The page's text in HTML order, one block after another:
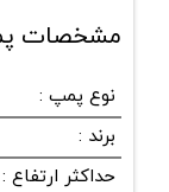
مشخصات
نوع پمپ :
برند :
حداکثر ارتفاع :